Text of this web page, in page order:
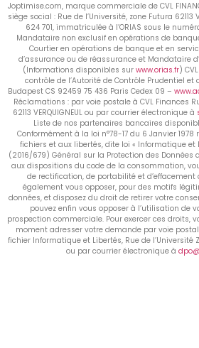
Joptimise.com, marque commerciale de CVL
siège social : Rue de l’Université, zone Futura 62113
624 701, immatriculée à l’ORIAS sous le
Mandataire non exclusif en opérations de
Courtier en opérations de banque et en
d’assurance ou de réassurance et Mandataire
(Informations disponibles sur www.orias.fr)
contrôle de l’Autorité de Contrôle Prudentiel et
Budapest CS 92459 75 436 Paris Cedex 09 –
Réclamations : par voie postale à CVL Finances
62113 VERQUIGNEUL ou par courrier électronique à
Liste de nos partenaires bancaires
Conformément à la loi n°78-17 du 6 Janvier
fichiers et aux libertés, dite loi « Informatique et
(2016/679) Général sur la Protection des Données
aux dispositions du code de la consommation,
de rectification, de portabilité et d’effacement
également vous opposer, pour des motifs
données, et disposez du droit de retirer votre
pouvez enfin vous opposer à l’utilisation de
prospection commerciale. Pour exercer ces droits,
moment adresser votre demande par voie postale
fichier Informatique et Libertés, Rue de l’Université
ou par courrier électronique à